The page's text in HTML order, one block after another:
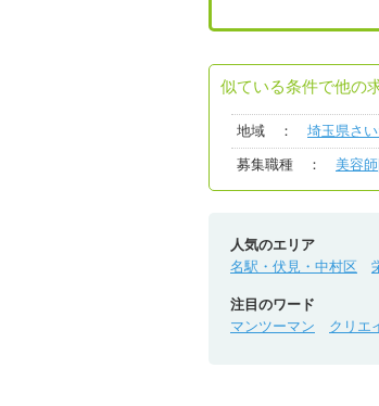
似ている条件で他の
地域 ： 埼玉県さ
募集職種 ： 美容
人気のエリア
名駅・伏見・中村区
注目のワード
マンツーマン
クリエ